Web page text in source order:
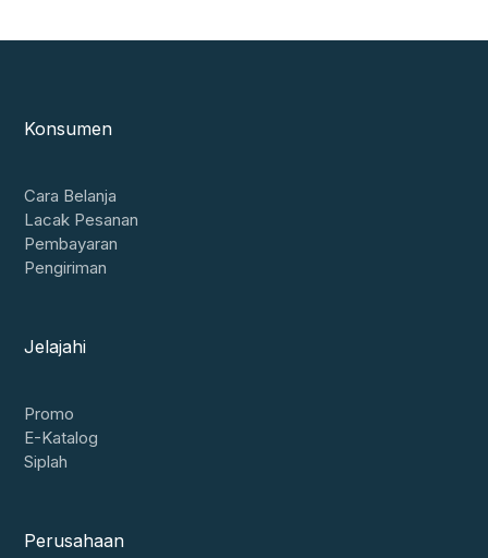
Konsumen
Cara Belanja
Lacak Pesanan
Pembayaran
Pengiriman
Jelajahi
Promo
E-Katalog
Siplah
Perusahaan